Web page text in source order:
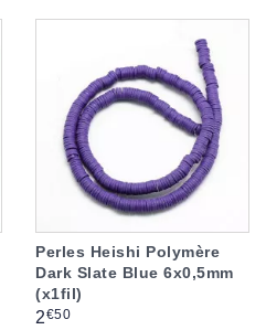
Perles Heishi Polymère
Dark Slate Blue 6x0,5mm
(x1fil)
Prix
2€50